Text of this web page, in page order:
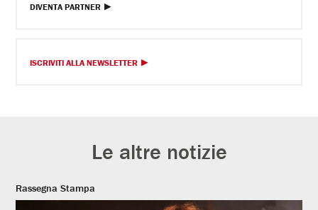
DIVENTA PARTNER
ISCRIVITI ALLA NEWSLETTER
Le altre notizie
Rassegna Stampa